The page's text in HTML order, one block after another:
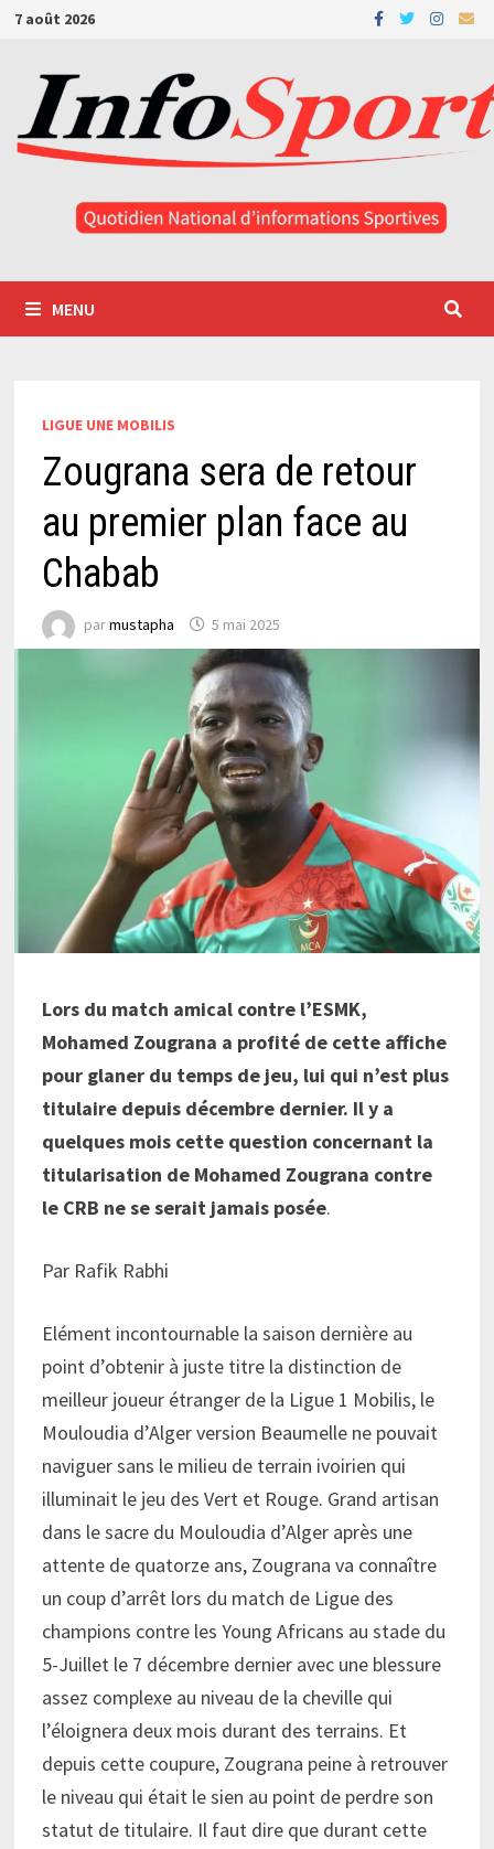
Passer
contenu
7 août 2026
MENU
LIGUE UNE MOBILIS
Zougrana sera de retour
au premier plan face au
Chabab
parmustapha 5 mai 2025
Lors du match amical contre l’ESMK,
Mohamed Zougrana a profité de cette affiche
pour glaner du temps de jeu, lui qui n’est plus
titulaire depuis décembre dernier. Il y a
quelques mois cette question concernant la
titularisation de Mohamed Zougrana contre
le CRB ne se serait jamais posée.
Par Rafik Rabhi
Elément incontournable la saison dernière au
point d’obtenir à juste titre la distinction de
meilleur joueur étranger de la Ligue 1 Mobilis, le
Mouloudia d’Alger version Beaumelle ne pouvait
naviguer sans le milieu de terrain ivoirien qui
illuminait le jeu des Vert et Rouge. Grand artisan
dans le sacre du Mouloudia d’Alger après une
attente de quatorze ans, Zougrana va connaître
un coup d’arrêt lors du match de Ligue des
champions contre les Young Africans au stade du
5-Juillet le 7 décembre dernier avec une blessure
assez complexe au niveau de la cheville qui
l’éloignera deux mois durant des terrains. Et
depuis cette coupure, Zougrana peine à retrouver
le niveau qui était le sien au point de perdre son
statut de titulaire. Il faut dire que durant cette